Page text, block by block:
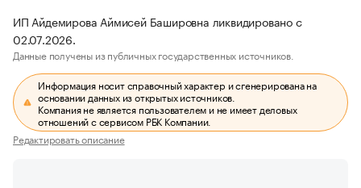
ИП Айдемирова Аймисей Башировна ликвидировано с
02.07.2026.
Данные получены из публичных государственных источников.
Информация носит справочный характер и сгенерирована на
основании данных из открытых источников.
Компания не является пользователем и не имеет деловых
отношений с сервисом РБК Компании.
Редактировать описание